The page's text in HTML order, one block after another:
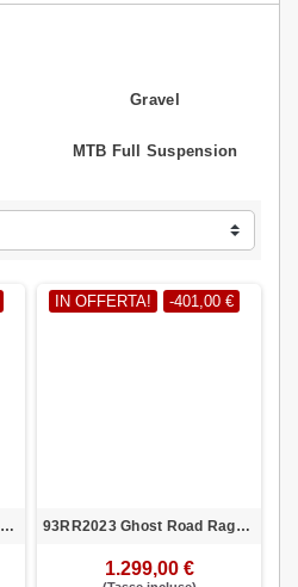
Gravel
MTB Full Suspension
93RR2029 Ghost Road Rage Essent. AL U Purple Taglia XS
IN OFFERTA! -401,00 €
93RR2023 Ghost Road Rage Essent. AL U GRN Taglia S
1.299,00 €